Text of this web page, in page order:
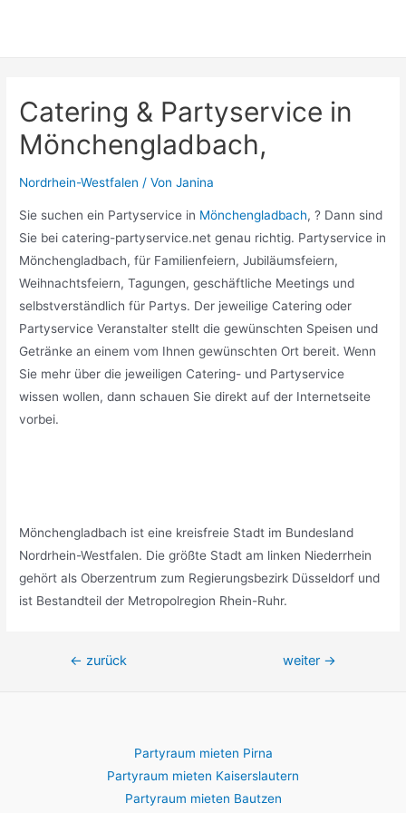
Catering & Partyservice in
Mönchengladbach,
Nordrhein-Westfalen / VonJanina
Sie suchen ein Partyservice in Mönchengladbach, ? Dann sind
Sie bei catering-partyservice.net genau richtig. Partyservice in
Mönchengladbach, für Familienfeiern, Jubiläumsfeiern,
Weihnachtsfeiern, Tagungen, geschäftliche Meetings und
selbstverständlich für Partys. Der jeweilige Catering oder
Partyservice Veranstalter stellt die gewünschten Speisen und
Getränke an einem vom Ihnen gewünschten Ort bereit. Wenn
Sie mehr über die jeweiligen Catering- und Partyservice
wissen wollen, dann schauen Sie direkt auf der Internetseite
vorbei.
Mönchengladbach ist eine kreisfreie Stadt im Bundesland
Nordrhein-Westfalen. Die größte Stadt am linken Niederrhein
gehört als Oberzentrum zum Regierungsbezirk Düsseldorf und
ist Bestandteil der Metropolregion Rhein-Ruhr.
Beitragsnavigation
← zurück weiter →
Partyraum mieten Pirna
Partyraum mieten Kaiserslautern
Partyraum mieten Bautzen